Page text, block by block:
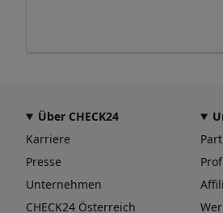
Über CHECK24
Karriere
Presse
Unternehmen
CHECK24 Österreich